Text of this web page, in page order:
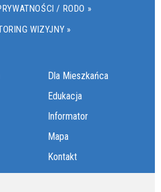
/ RODO »
WIZYJNY »
Dla Mieszkańca
Edukacja
Informator
Mapa
Kontakt